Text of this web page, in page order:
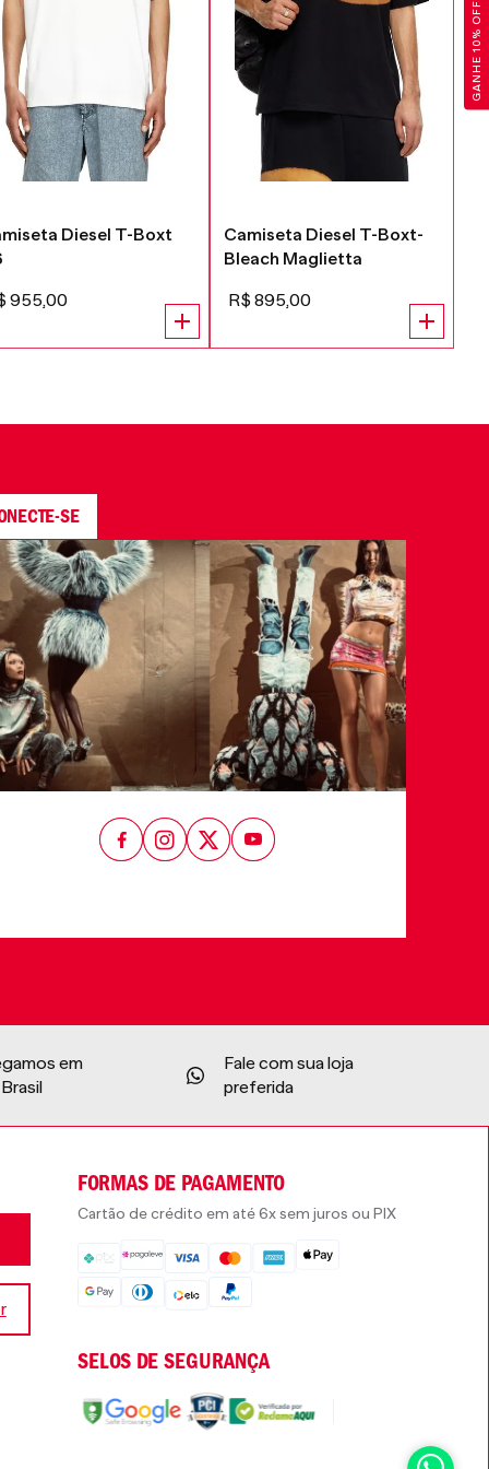
GANHE 10% OFF
Diesel T-Boxt
955,00
Camiseta Diesel T-Boxt-
Bleach Maglietta
R$ 895,00
SE
em
Fale com sua loja
preferida
FORMAS DE PAGAMENTO
Cartão de crédito em até 6x sem juros ou PIX
SELOS DE SEGURANÇA